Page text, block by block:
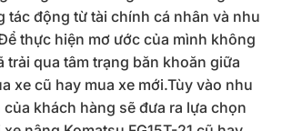
tác động từ tài chính cá nhân và nhu
thực hiện mơ ước của mình không
trải qua tâm trạng băn khoăn giữa
xe cũ hay mua xe mới.Tùy vào nhu
khách hàng sẽ đưa ra lựa chọn